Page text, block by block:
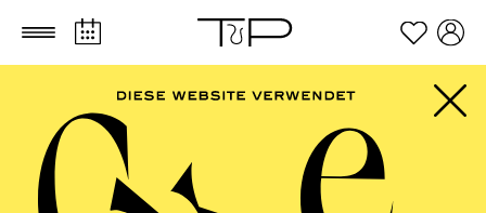
Zum Hauptinhalt springen Zum Footer springen
PHILHARMONIE